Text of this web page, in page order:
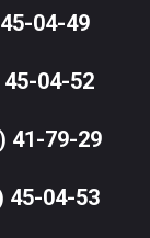
04-49
04-52
79-29
45-04-53